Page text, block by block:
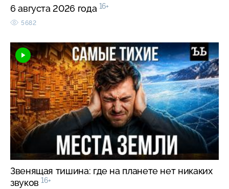
6 августа 2026 года 16+
5682
Звенящая тишина: где на планете нет никаких
звуков 16+